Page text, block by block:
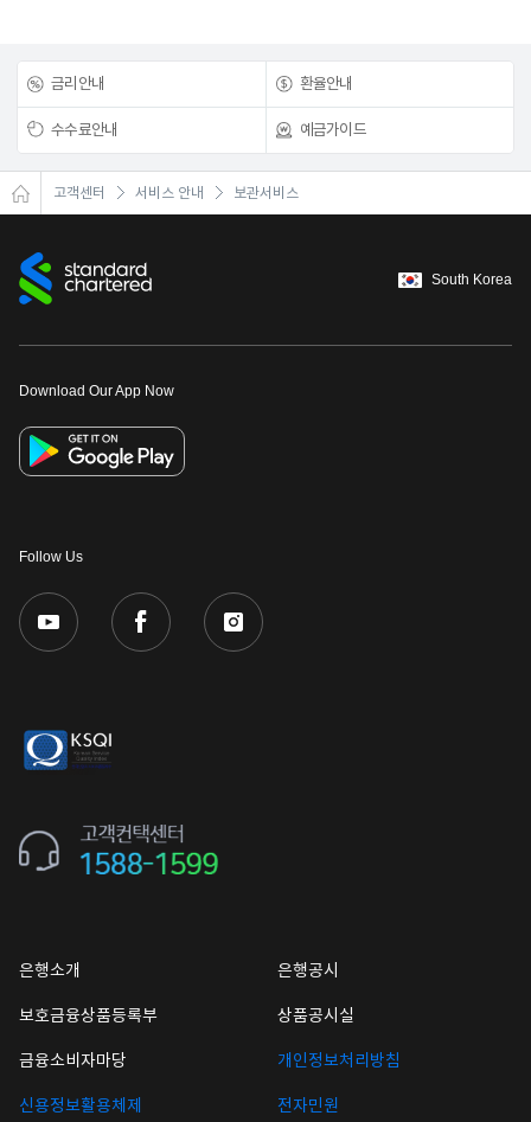
금리안내 환율안내
수수료안내 예금가이드
고객센터 서비스 안내 보관서비스
South Korea
Download Our App Now
Follow Us
은행소개 은행공시
보호금융상품등록부 상품공시실
금융소비자마당 개인정보처리방침
신용정보활용체제 전자민원